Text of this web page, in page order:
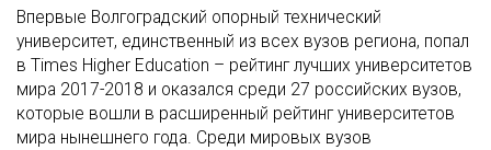
Впервые Волгоградский опорный технический
университет, единственный из всех вузов региона, попал
в Times Higher Education – рейтинг лучших университетов
мира 2017-2018 и оказался среди 27 российских вузов,
которые вошли в расширенный рейтинг университетов
мира нынешнего года. Среди мировых вузов